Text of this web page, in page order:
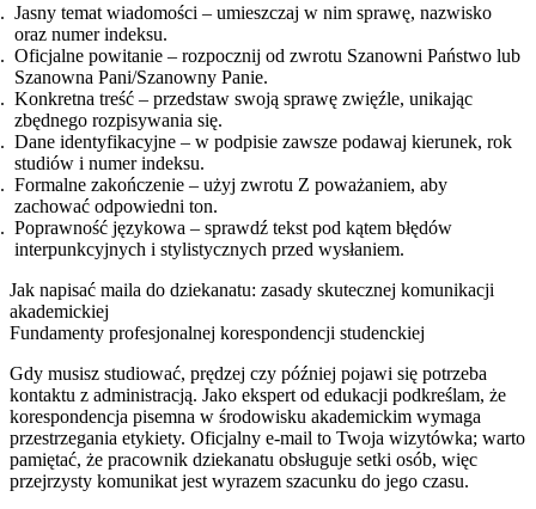
Jasny temat wiadomości – umieszczaj w nim sprawę, nazwisko
oraz numer indeksu.
Oficjalne powitanie – rozpocznij od zwrotu Szanowni Państwo lub
Szanowna Pani/Szanowny Panie.
Konkretna treść – przedstaw swoją sprawę zwięźle, unikając
zbędnego rozpisywania się.
Dane identyfikacyjne – w podpisie zawsze podawaj kierunek, rok
studiów i numer indeksu.
Formalne zakończenie – użyj zwrotu Z poważaniem, aby
zachować odpowiedni ton.
Poprawność językowa – sprawdź tekst pod kątem błędów
interpunkcyjnych i stylistycznych przed wysłaniem.
Jak napisać maila do dziekanatu: zasady skutecznej komunikacji
akademickiej
Fundamenty profesjonalnej korespondencji studenckiej
Gdy musisz studiować, prędzej czy później pojawi się potrzeba
kontaktu z administracją. Jako ekspert od edukacji podkreślam, że
korespondencja pisemna w środowisku akademickim wymaga
przestrzegania etykiety. Oficjalny e-mail to Twoja wizytówka; warto
pamiętać, że pracownik dziekanatu obsługuje setki osób, więc
przejrzysty komunikat jest wyrazem szacunku do jego czasu.